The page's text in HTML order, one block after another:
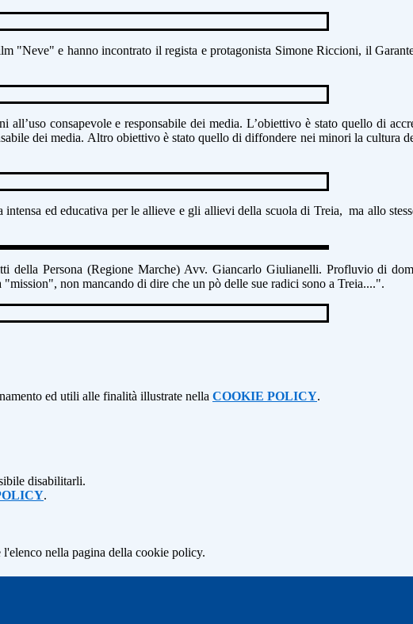
"Neve" e hanno incontrato il regista e protagonista Simone Riccioni, il
all’uso consapevole e responsabile dei media. L’obiettivo è stato quello di
dei media. Altro obiettivo è stato quello di diffondere nei minori la cultura
intensa ed educativa per le allieve e gli allievidella scuola di Treia, ma allo
della Persona (Regione Marche) Avv. Giancarlo Giulianelli. Profluvio di
"mission", non mancando di dire che un pò delle sue radici sono a Treia....".
ed utili alle finalità illustrate nella COOKIE POLICY.
disabilitarli.
.
nella pagina della cookie policy.